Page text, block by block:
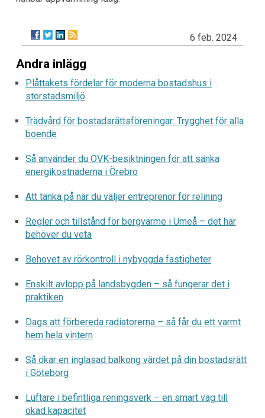
6 feb. 2024
Andra inlägg
Plåttakets fördelar för moderna bostadshus i
storstadsmiljö
Trädvård för bostadsrättsföreningar: Trygghet för alla
boende
Så använder du OVK-besiktningen för att sänka
energikostnaderna i Örebro
Att tänka på när du väljer entreprenör för relining
Regler och tillstånd för bergvärme i Umeå – det här
behöver du veta
Behovet av rörkontroll i nybyggda fastigheter
Enskilt avlopp på landsbygden – så fungerar det i
praktiken
Dags att förbereda radiatorerna – så får du ett varmt
hem hela vintern
Så ökar en inglasad balkong värdet på din bostadsrätt
i Göteborg
Luftare i befintliga reningsverk – en smart väg till
ökad kapacitet